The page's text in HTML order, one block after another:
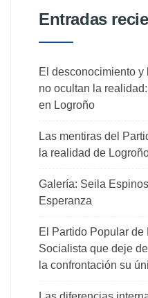
Entradas
El desconocimiento
no ocultan la
en Logroño
Las mentiras del
la realidad de
Galería: Seila
Esperanza
El Partido Popular
Socialista que deje
la confrontación su